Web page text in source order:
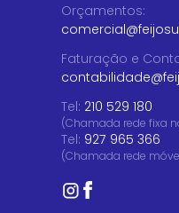
Orçamentos:
Faturação e
Tel: 210 529 180
(Chamada rede fixa
Tel: 927 965 366
(Chamada rede